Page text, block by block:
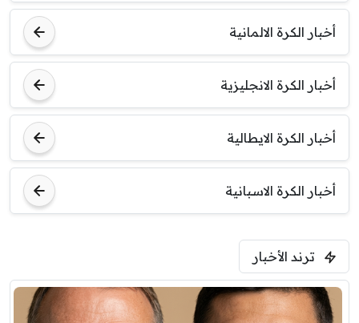
برشلونة
7:00 م
نوتنغهام فورست
مباراة ودية
برشلونة
أخبار الكرة الالمانية
أخبار الكرة الانجليزية
أخبار الكرة الايطالية
أخبار الكرة الاسبانية
ترند الأخبار